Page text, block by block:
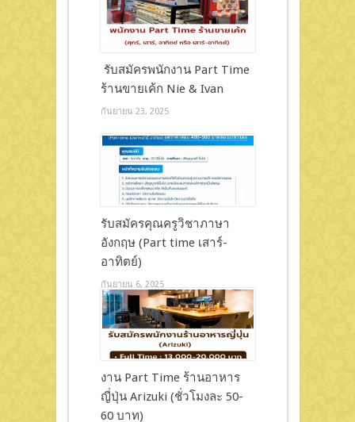
รับสมัครพนักงาน Part Time
ร้านขายเค้ก Nie & Ivan
กันยายน 23, 2025
รับสมัครคุณครูวิชาภาษา
อังกฤษ (Part time เสาร์-
อาทิตย์)
กันยายน 6, 2025
งาน Part Time ร้านอาหาร
ญี่ปุ่น Arizuki (ชั่วโมงละ 50-
60 บาท)